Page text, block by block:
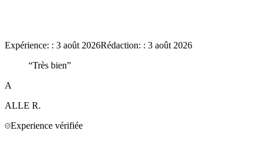
Expérience: : 3 août 2026Rédaction: : 3 août 2026
“Très bien”
A
ALLE R.
Experience vérifiée